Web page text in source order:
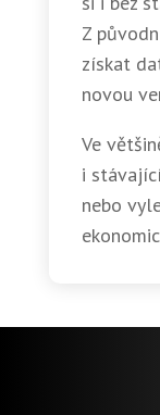
Z
získat
novou
Ve
i
nebo